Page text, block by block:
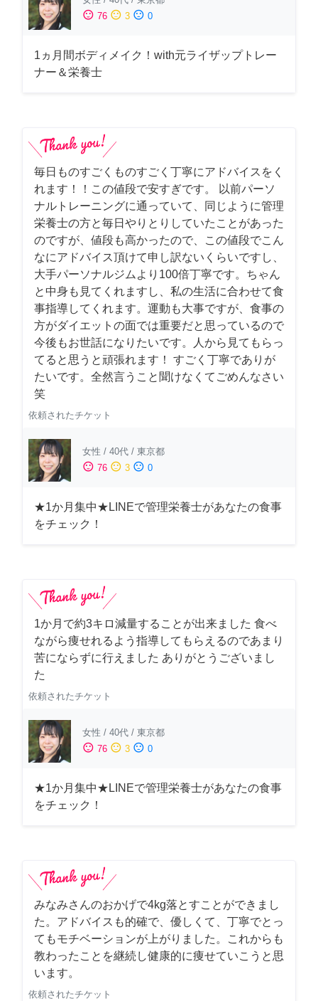
sentiment_satisfied 76 sentiment_neutral 3 sentiment_dissatisfied 0
1ヵ月間ボディメイク！with元ライザップトレー
ナー＆栄養士
毎日ものすごくものすごく丁寧にアドバイスをく
れます！！この値段で安すぎです。 以前パーソ
ナルトレーニングに通っていて、同じように管理
栄養士の方と毎日やりとりしていたことがあった
のですが、値段も高かったので、この値段でこん
なにアドバイス頂けて申し訳ないくらいですし、
大手パーソナルジムより100倍丁寧です。ちゃん
と中身も見てくれますし、私の生活に合わせて食
事指導してくれます。運動も大事ですが、食事の
方がダイエットの面では重要だと思っているので
今後もお世話になりたいです。人から見てもらっ
てると思うと頑張れます！ すごく丁寧でありが
たいです。全然言うこと聞けなくてごめんなさい
笑
依頼されたチケット
女性 / 40代 / 東京都
sentiment_satisfied 76 sentiment_neutral 3 sentiment_dissatisfied 0
★1か月集中★LINEで管理栄養士があなたの食事
をチェック！
1か月で約3キロ減量することが出来ました 食べ
ながら痩せれるよう指導してもらえるのであまり
苦にならずに行えました ありがとうございまし
た
依頼されたチケット
女性 / 40代 / 東京都
sentiment_satisfied 76 sentiment_neutral 3 sentiment_dissatisfied 0
★1か月集中★LINEで管理栄養士があなたの食事
をチェック！
みなみさんのおかげで4kg落とすことができまし
た。アドバイスも的確で、優しくて、丁寧でとっ
てもモチベーションが上がりました。これからも
教わったことを継続し健康的に痩せていこうと思
います。
依頼されたチケット